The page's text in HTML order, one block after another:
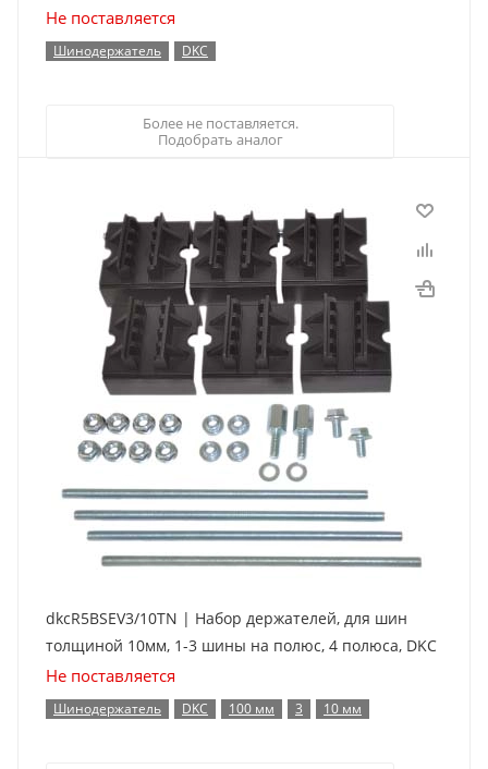
Не поставляется
Шинодержатель DKC
Более не поставляется.
Подобрать аналог
dkcR5BSEV3/10TN | Набор держателей, для шин
толщиной 10мм, 1-3 шины на полюс, 4 полюса, DKC
Не поставляется
Шинодержатель DKC 100 мм 3 10 мм